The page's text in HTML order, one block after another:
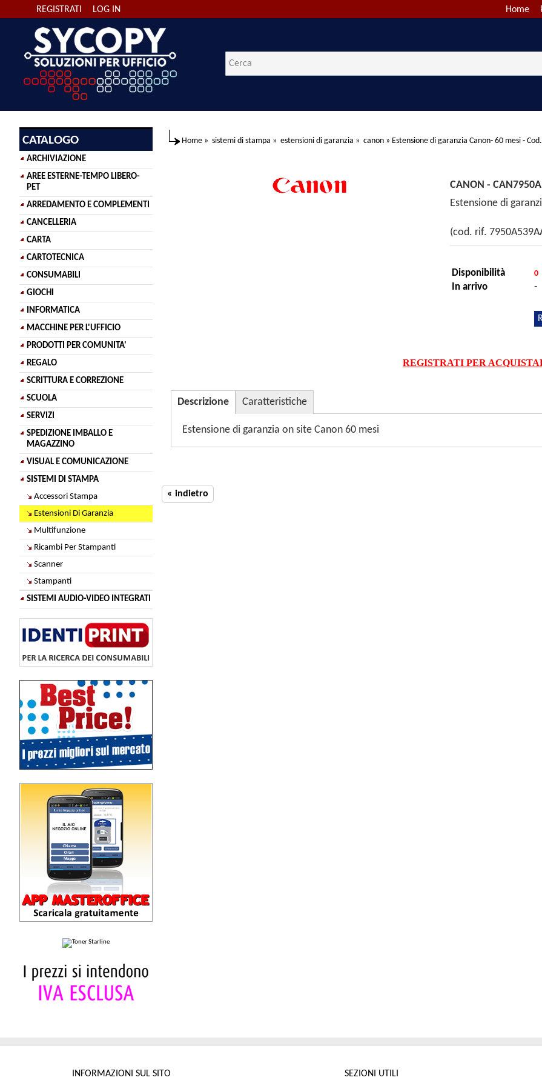
LOG IN
REGISTRATI Home
CATALOGO
ARCHIVIAZIONE
AREE ESTERNE-TEMPO LIBERO-
PET
ARREDAMENTO E COMPLEMENTI
CANCELLERIA
CARTA
CARTOTECNICA
CONSUMABILI
GIOCHI
INFORMATICA
MACCHINE PER L'UFFICIO
PRODOTTI PER COMUNITA'
REGALO
SCRITTURA E CORREZIONE
SCUOLA
SERVIZI
SPEDIZIONE IMBALLO E
MAGAZZINO
VISUAL E COMUNICAZIONE
SISTEMI DI STAMPA
Accessori Stampa
Estensioni Di Garanzia
Multifunzione
Ricambi Per Stampanti
Scanner
Stampanti
SISTEMI AUDIO-VIDEO INTEGRATI
Home » sistemi di stampa » estensioni di garanzia » canon » Estensione di garanzia Canon- 60 mesi -
CANON -
Estensione di
(cod. rif.
Disponibilità 0
In arrivo -
REGISTRATI PER
Descrizione Caratteristiche
Estensione di garanzia on site Canon 60 mesi
« indietro
INFORMAZIONI SUL SITO SEZIONI UTILI